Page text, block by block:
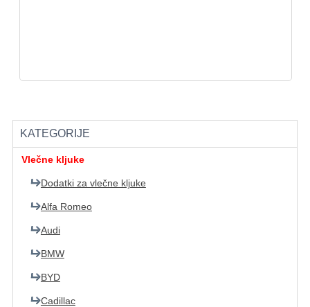
KATEGORIJE
Vlečne kljuke
Dodatki za vlečne kljuke
Alfa Romeo
Audi
BMW
BYD
Cadillac